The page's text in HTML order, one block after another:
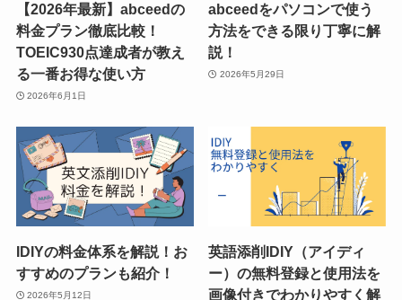
【2026年最新】abceedの
料金プラン徹底比較！
TOEIC930点達成者が教え
る一番お得な使い方
2026年6月1日
abceedをパソコンで使う
方法をできる限り丁寧に解
説！
2026年5月29日
IDIYの料金体系を解説！お
すすめのプランも紹介！
2026年5月12日
英語添削IDIY（アイディ
ー）の無料登録と使用法を
画像付きでわかりやすく解